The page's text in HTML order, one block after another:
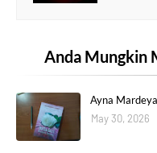
Anda Mungkin
Ayna
May 30, 2026